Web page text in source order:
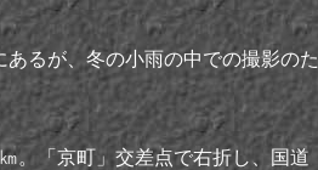
るが、冬の小雨の中での撮影のた
。「京町」交差点で右折し、国道